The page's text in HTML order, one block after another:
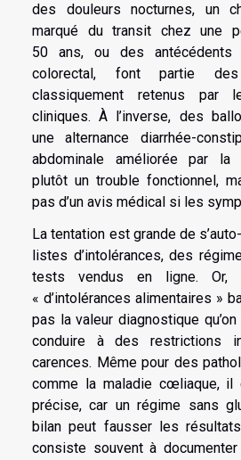
des douleurs nocturnes, un
marqué du transit chez une
50 ans, ou des antécédents
colorectal, font partie des
classiquement retenus par
cliniques. À l’inverse, des
une alternance diarrhée-
abdominale améliorée par la
plutôt un trouble fonctionnel,
pas d’un avis médical si les
La tentation est grande de
listes d’intolérances, des
tests vendus en ligne. Or,
« d’intolérances alimentaires »
pas la valeur diagnostique
conduire à des restrictions
carences. Même pour des
comme la maladie cœliaque, il
précise, car un régime sans
bilan peut fausser les
consiste souvent à